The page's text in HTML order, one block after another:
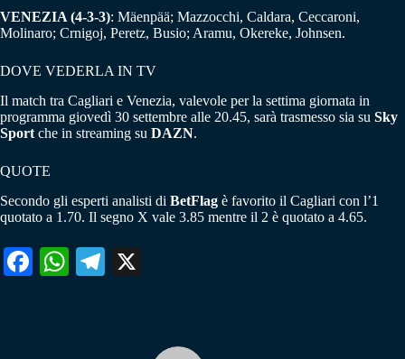
VENEZIA (4-3-3): Mäenpää; Mazzocchi, Caldara, Ceccaroni,
Molinaro; Crnigoj, Peretz, Busio; Aramu, Okereke, Johnsen.
DOVE VEDERLA IN TV
Il match tra Cagliari e Venezia, valevole per la settima giornata in
programma giovedì 30 settembre alle 20.45, sarà trasmesso sia su Sky
Sport che in streaming su DAZN.
QUOTE
Secondo gli esperti analisti di BetFlag è favorito il Cagliari con l’1
quotato a 1.70. Il segno X vale 3.85 mentre il 2 è quotato a 4.65.
Fa W
Te